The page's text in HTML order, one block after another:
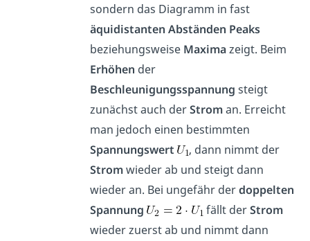
sondern das Diagramm in fast
äquidistanten Abständen Peaks
beziehungsweise Maximazeigt. Beim
Erhöhen der
Beschleunigungsspannung steigt
zunächst auch derStroman. Erreicht
man jedoch einen bestimmten
Spannungswert
, dann nimmt der
Stromwieder ab und steigt dann
wieder an. Bei ungefähr derdoppelten
Spannung
fällt derStrom
wieder zuerst ab und nimmt dann